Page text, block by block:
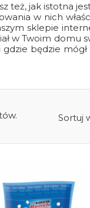
też, jak istotna
w nich
sklepie
w Twoim domu
będzie
Sortuj